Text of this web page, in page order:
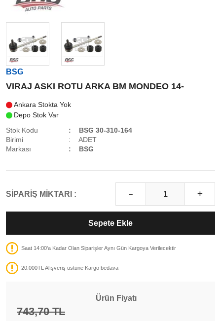
BSG
VIRAJ ASKI ROTU ARKA BM MONDEO 14-
Ankara Stokta Yok
Depo Stok Var
Stok Kodu
BSG 30-310-164
Birimi
ADET
Markası
BSG
SİPARİŞ MİKTARI :
Sepete Ekle
Saat 14:00'a Kadar Olan Siparişler Aynı Gün Kargoya Verilecektir
20.000TL Alışveriş üstüne Kargo bedava
Ürün Fiyatı
743,70 TL